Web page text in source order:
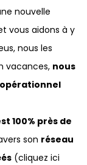
nouvelle
vous aidons à y
nous les
vacances, nous
100% près de
son réseau
(cliquez ici